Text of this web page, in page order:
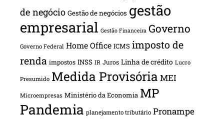
de negócio Gestão de negócios gestão
empresarial Gestão Financeira Governo
Governo Federal Home Office ICMS imposto de
renda impostos INSS IR Juros Linha de crédito Lucro
Presumido Medida Provisória MEI
Microempresas Ministério da Economia MP
Pandemia planejamento tributário Pronampe